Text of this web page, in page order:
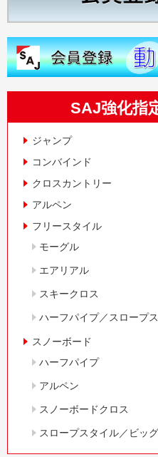
SAJ強化指
ジャンプ
コンバインド
クロスカントリー
アルペン
フリースタイル
モーグル
エアリアル
スキークロス
ハーフパイプ／スロープ
スノーボード
ハーフパイプ
アルペン
スノーボードクロス
スロープスタイル／ビッ